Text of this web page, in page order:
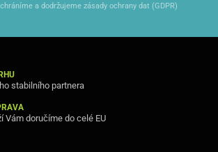
a dodržujeme zásady ochrany dat (GDPR)
stabilního partnera
Vám doručíme do celé EU